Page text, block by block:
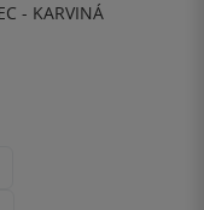
- KARVINÁ